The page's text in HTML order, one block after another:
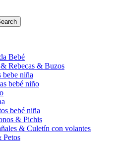
Bebé
Rebecas & Buzos
bebe niña
bebé niño
bebé niña
& Pichis
& Culetín con volantes
Petos